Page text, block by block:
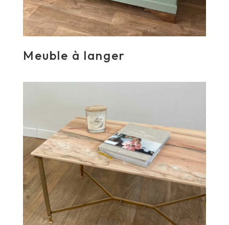
Meuble à langer